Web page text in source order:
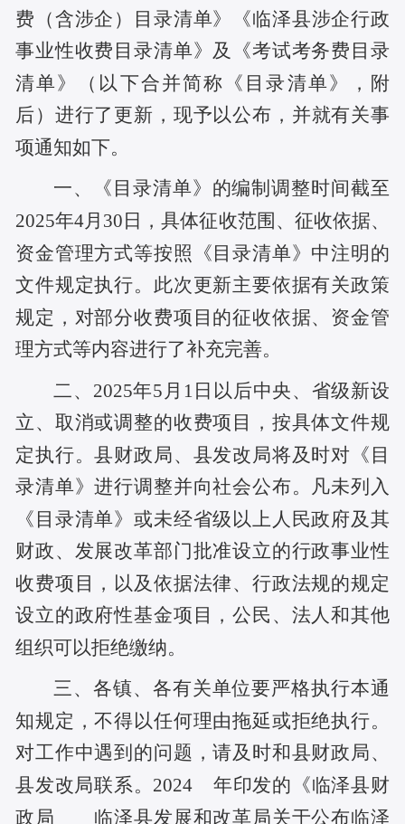
费 （含涉企） 目录清单》《临泽县涉企行政
事业性收费目录清单》及《考试考务费目录
清单》（以下合并简称《目录清单》，附
后）进行了更新 ，现予以公布 ，并就有关事
项通知如下。
一、《目录清单》的编制调整时间截至
2025年4月30日，具体征收范围、征收依据、
资金管理方式等按照《目录清单》中注明的
文件规定执行。此次更新主要依据有关政策
规定，对部分收费项目的征收依据、资金管
理方式等内容进行了补充完善。
二、 2025年5月1日以后中央、省级新设
立、取消或调整的收费项目，按具体文件规
定执行。县财政局、县发改局将及时对《目
录清单》进行调整并向社会公布。凡未列入
《目录清单》或未经省级以上人民政府及其
财政、发展改革部门批准设立的行政事业性
收费项目，以及依据法律、行政法规的规定
设立的政府性基金项目，公民、法人和其他
组织可以拒绝缴纳。
三、各镇、各有关单位要严格执行本通
知规定，不得以任何理由拖延或拒绝执行。
对工作中遇到的问题，请及时和县财政局、
县发改局联系。 2024 年印发的《临泽县财
政局 临泽县发展和改革局关于公布临泽